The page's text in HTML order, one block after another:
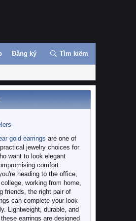
Đăng ký Tìm kiếm
gold earrings are one of
jewelry choices for
want to look elegant
comfort.
heading to the office,
working from home,
friends, the right pair of
can complete your look
Lightweight, durable, and
earrings are designed